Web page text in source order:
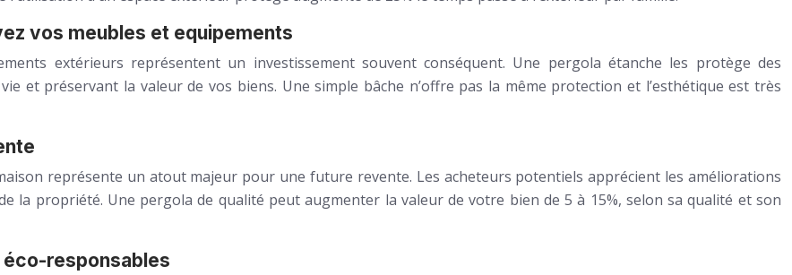
vos meubles et equipements
extérieurs représentent un investissement souvent conséquent. Une pergola étanche les protège des
et préservant la valeur de vos biens. Une simple bâche n’offre pas la même protection et l’esthétique est très
représente un atout majeur pour une future revente. Les acheteurs potentiels apprécient les améliorations
la propriété. Une pergola de qualité peut augmenter la valeur de votre bien de 5 à 15%, selon sa qualité et son
éco-responsables